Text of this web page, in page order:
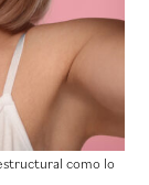
como lo